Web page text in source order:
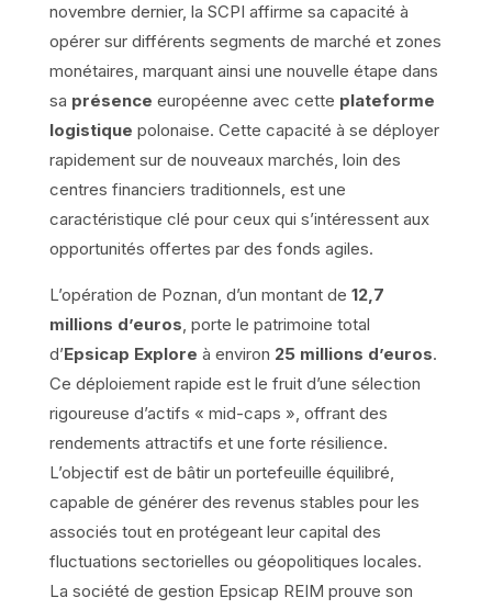
novembre dernier, la SCPI affirme sa capacité à
opérer sur différents segments de marché et zones
monétaires, marquant ainsi une nouvelle étape dans
sa présence européenne avec cette plateforme
logistique polonaise. Cette capacité à se déployer
rapidement sur de nouveaux marchés, loin des
centres financiers traditionnels, est une
caractéristique clé pour ceux qui s’intéressent aux
opportunités offertes par des fonds agiles.
L’opération de Poznan, d’un montant de 12,7
millions d’euros, porte le patrimoine total
d’Epsicap Explore à environ 25 millions d’euros.
Ce déploiement rapide est le fruit d’une sélection
rigoureuse d’actifs « mid-caps », offrant des
rendements attractifs et une forte résilience.
L’objectif est de bâtir un portefeuille équilibré,
capable de générer des revenus stables pour les
associés tout en protégeant leur capital des
fluctuations sectorielles ou géopolitiques locales.
La société de gestion Epsicap REIM prouve son